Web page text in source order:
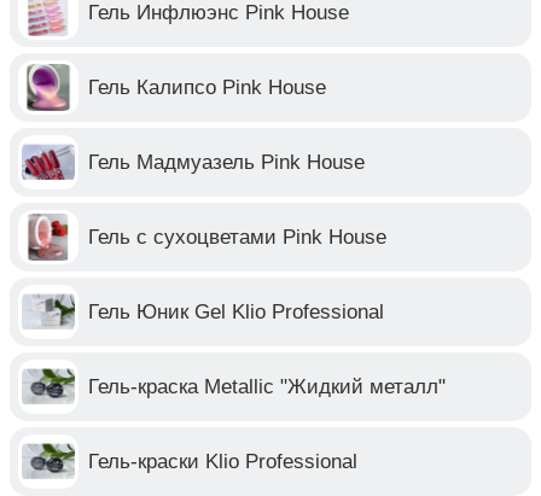
Гель Инфлюэнс Pink House
Гель Калипсо Pink House
Гель Мадмуазель Pink House
Гель с сухоцветами Pink House
Гель Юник Gel Klio Professional
Гель-краска Metallic "Жидкий металл"
Гель-краски Klio Professional